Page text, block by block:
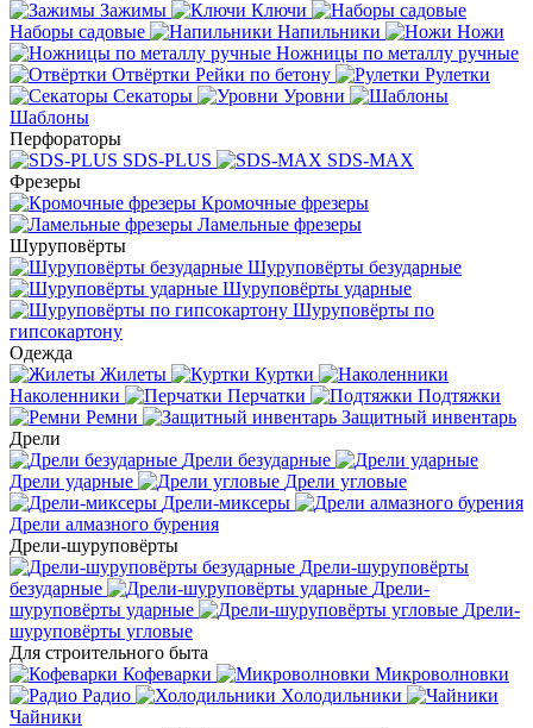
Зажимы
Ключи
Наборы садовые
Напильники
Ножи
Ножницы по металлу ручные
Отвёртки Рейки по бетону
Рулетки
Секаторы
Уровни
Шаблоны
Перфораторы
SDS-PLUS
SDS-MAX
Фрезеры
Кромочные фрезеры
Ламельные фрезеры
Шуруповёрты
Шуруповёрты безударные
Шуруповёрты ударные
Шуруповёрты по
гипсокартону
Одежда
Жилеты
Куртки
Наколенники
Перчатки
Подтяжки
Ремни
Защитный инвентарь
Дрели
Дрели безударные
Дрели ударные
Дрели угловые
Дрели-миксеры
Дрели алмазного бурения
Дрели-шуруповёрты
Дрели-шуруповёрты
безударные
Дрели-
шуруповёрты ударные
Дрели-
шуруповёрты угловые
Для строительного быта
Кофеварки
Микроволновки
Радио
Холодильники
Чайники